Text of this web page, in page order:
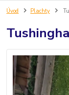
Úvod Plachty